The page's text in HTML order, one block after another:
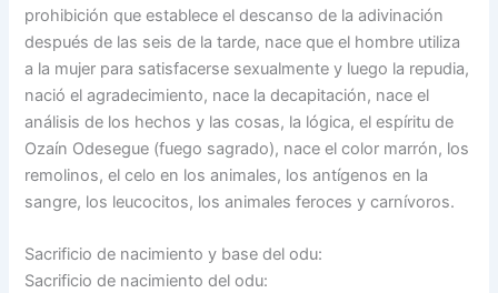
prohibición que establece el descanso de la adivinación
después de las seis de la tarde, nace que el hombre utiliza
a la mujer para satisfacerse sexualmente y luego la repudia,
nació el agradecimiento, nace la decapitación, nace el
análisis de los hechos y las cosas, la lógica, el espíritu de
Ozaín Odesegue (fuego sagrado), nace el color marrón, los
remolinos, el celo en los animales, los antígenos en la
sangre, los leucocitos, los animales feroces y carnívoros.
Sacrificio de nacimiento y base del odu:
Sacrificio de nacimiento del odu: